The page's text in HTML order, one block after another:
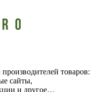
товаров:
сайты,
и другое…